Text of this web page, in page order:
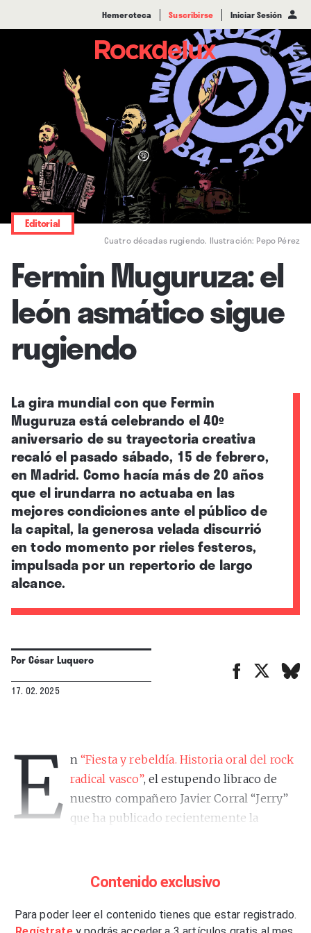
Hemeroteca Suscribirse Iniciar Sesión
Cuatro décadas rugiendo. Ilustración: Pepo Pérez
Editorial
Fermin Muguruza: el
león asmático sigue
rugiendo
La gira mundial con que Fermin
Muguruza está celebrando el 40º
aniversario de su trayectoria creativa
recaló el pasado sábado, 15 de febrero,
en Madrid. Como hacía más de 20 años
que el irundarra no actuaba en las
mejores condiciones ante el público de
la capital, la generosa velada discurrió
en todo momento por rieles festeros,
impulsada por un repertorio de largo
alcance.
PorCésar Luquero
17. 02. 2025
E n “Fiesta y rebeldía. Historia oral del rock
radical vasco”, el estupendo libraco de
nuestro compañero Javier Corral “Jerry”
que ha publicado recientemente la
trabajador de la cultura”. A simple vista, si nos
parecernos poca cosa. Pero cuando se indaga en su
Contenido exclusivo
Para poder leer el contenido tienes que estar registrado.